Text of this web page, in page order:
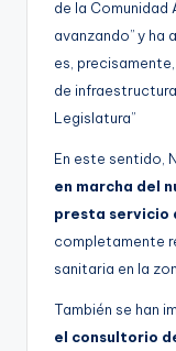
de la Comunidad
avanzando” y
es,
de
Legislatura”
En este sentido,
en marcha del
presta servicio
completamente
sanitaria en la
También se han
el consultorio